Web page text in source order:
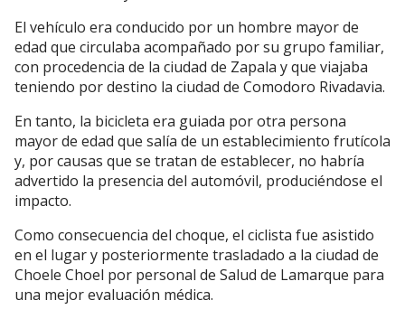
El vehículo era conducido por un hombre mayor de
edad que circulaba acompañado por su grupo familiar,
con procedencia de la ciudad de Zapala y que viajaba
teniendo por destino la ciudad de Comodoro Rivadavia.
En tanto, la bicicleta era guiada por otra persona
mayor de edad que salía de un establecimiento frutícola
y, por causas que se tratan de establecer, no habría
advertido la presencia del automóvil, produciéndose el
impacto.
Como consecuencia del choque, el ciclista fue asistido
en el lugar y posteriormente trasladado a la ciudad de
Choele Choel por personal de Salud de Lamarque para
una mejor evaluación médica.